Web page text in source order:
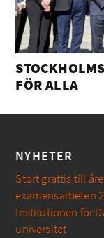
FÖR ALLA
NYHETER
Stort grattis till
examensarbeten
Institutionen för
universitet